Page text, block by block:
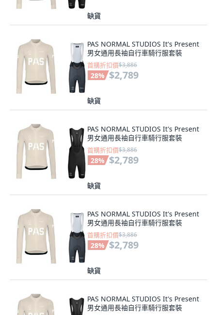
缺貨
PAS NORMAL STUDIOS It's Present
男女通用長袖自行車騎行服套裝
首購折扣價$3,886
28% $2,789
缺貨
PAS NORMAL STUDIOS It's Present
男女通用長袖自行車騎行服套裝
首購折扣價$3,886
28% $2,789
缺貨
PAS NORMAL STUDIOS It's Present
男女通用長袖自行車騎行服套裝
首購折扣價$3,886
28% $2,789
缺貨
PAS NORMAL STUDIOS It's Present
男女通用長袖自行車騎行服套裝